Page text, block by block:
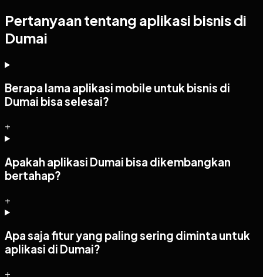
Pertanyaan tentang aplikasi bisnis di
Dumai
Berapa lama aplikasi mobile untuk bisnis di
Dumai bisa selesai?
+
Apakah aplikasi Dumai bisa dikembangkan
bertahap?
+
Apa saja fitur yang paling sering diminta untuk
aplikasi di Dumai?
+